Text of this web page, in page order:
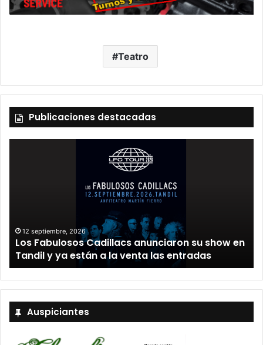
Teatro
Publicaciones destacadas
12 septiembre, 2026
Los Fabulosos Cadillacs anunciaron su show en
Tandil y ya están a la venta las entradas
Auspiciantes